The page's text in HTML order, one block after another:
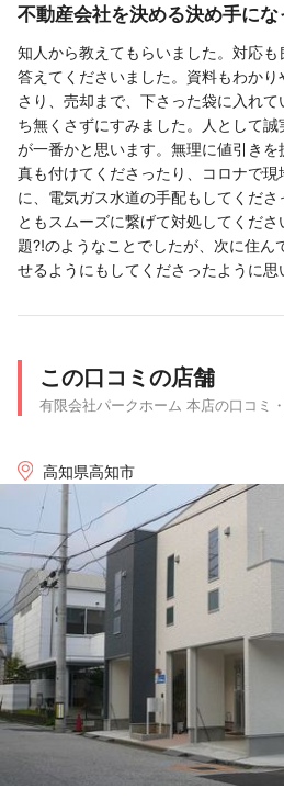
不動産会社を決める決め手にな
知人から教えてもらいました。対応
答えてくださいました。資料もわか
さり、売却まで、下さった袋に入れ
ち無くさずにすみました。人として
が一番かと思います。無理に値引き
真も付けてくださったり、コロナで
に、電気ガス水道の手配もしてくだ
ともスムーズに繋げて対処してくだ
題⁈のようなことでしたが、次に住ん
せるようにもしてくださったように思
この口コミの店舗
有限会社パークホーム 本店の口コミ
高知県高知市